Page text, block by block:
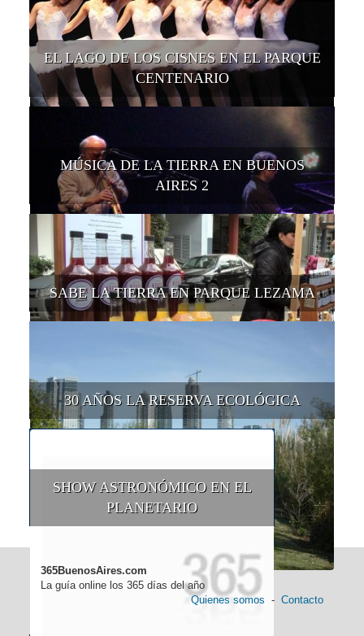
EL LAGO DE LOS CISNES EN EL PARQUE
CENTENARIO
MÚSICA DE LA TIERRA EN BUENOS
AIRES 2
SABE LA TIERRA EN PARQUE LEZAMA
30 AÑOS LA RESERVA ECOLÓGICA
SHOW ASTRONÓMICO EN EL
PLANETARIO
365BuenosAires.com
La guía online los 365 días del año
Quienes somos - Contacto